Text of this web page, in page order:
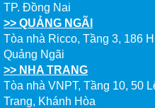
TP. Đồng Nai
>> QUẢNG NGÃI
Tòa nhà Ricco, Tầng 3, 186
Quảng Ngãi
>> NHA TRANG
Tòa nhà VNPT, Tầng 10, 50
Trang, Khánh Hòa